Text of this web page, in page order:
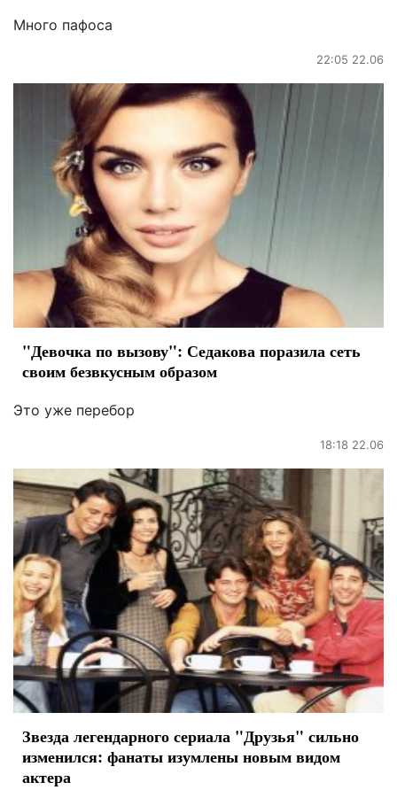
Много пафоса
22:05 22.06
"Девочка по вызову": Седакова поразила сеть
своим безвкусным образом
Это уже перебор
18:18 22.06
Звезда легендарного сериала "Друзья" сильно
изменился: фанаты изумлены новым видом
актера